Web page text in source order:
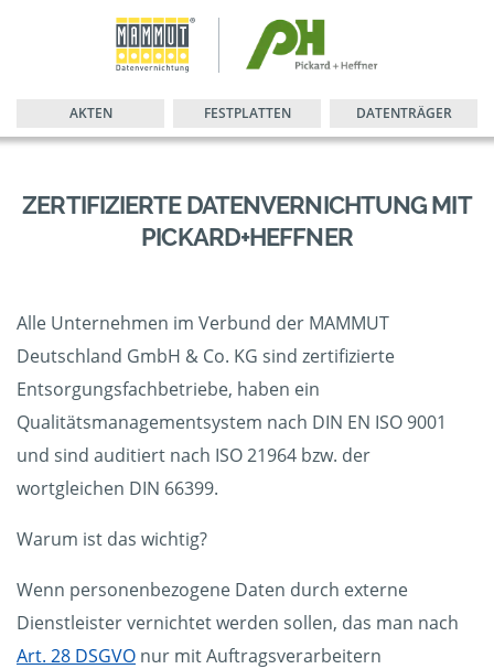
AKTEN FESTPLATTEN DATENTRÄGER
ZERTIFIZIERTE DATENVERNICHTUNG MIT
PICKARD+HEFFNER
Alle Unternehmen im Verbund der MAMMUT
Deutschland GmbH & Co. KG sind zertifizierte
Entsorgungsfachbetriebe, haben ein
Qualitätsmanagementsystem nach DIN EN ISO 9001
und sind auditiert nach ISO 21964 bzw. der
wortgleichen DIN 66399.
Warum ist das wichtig?
Wenn personenbezogene Daten durch externe
Dienstleister vernichtet werden sollen, das man nach
Art. 28 DSGVO nur mit Auftragsverarbeitern